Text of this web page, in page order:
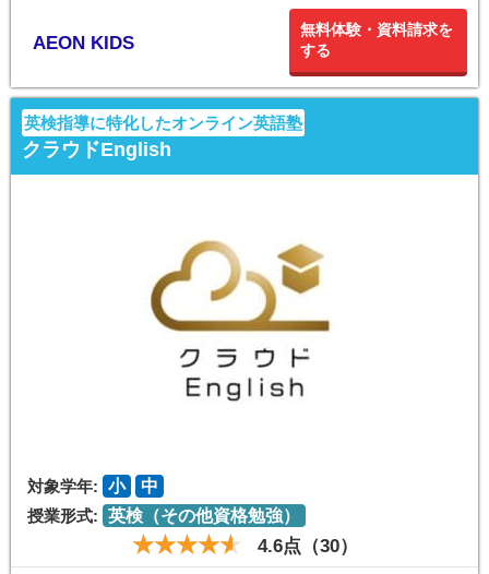
AEON KIDS
無料体験・資料請求を
する
英検指導に特化したオンライン英語塾
クラウドEnglish
対象学年: 小
中
授業形式: 英検（その他資格勉強）
4.6点（30）